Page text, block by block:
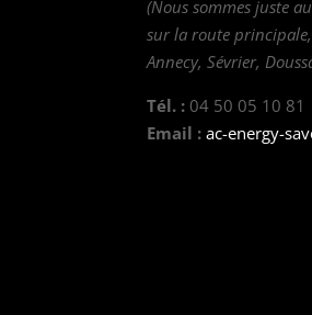
(Nous sommes juste
sur la route
Annecy, Sévrier,
Tél. :04 50 05 10 81
Email : ac-energy-